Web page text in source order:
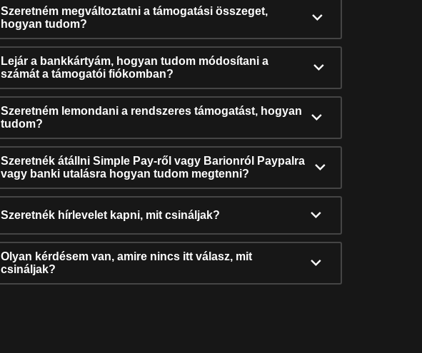
Szeretném megváltoztatni a támogatási összeget,
hogyan tudom?
Lejár a bankkártyám, hogyan tudom módosítani a
számát a támogatói fiókomban?
Szeretném lemondani a rendszeres támogatást, hogyan
tudom?
Szeretnék átállni Simple Pay-ről vagy Barionról Paypalra
vagy banki utalásra hogyan tudom megtenni?
Szeretnék hírlevelet kapni, mit csináljak?
Olyan kérdésem van, amire nincs itt válasz, mit
csináljak?